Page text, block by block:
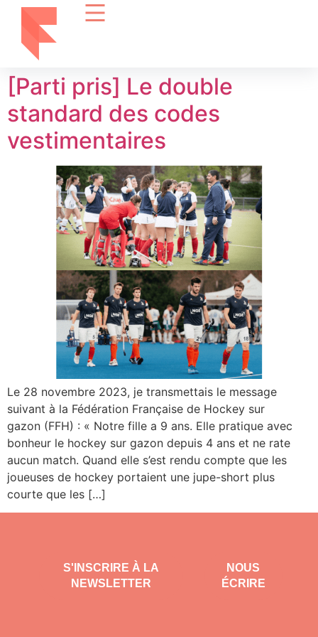
[Parti pris] Le double
standard des codes
vestimentaires
Le 28 novembre 2023, je transmettais le message
suivant à la Fédération Française de Hockey sur
gazon (FFH) : « Notre fille a 9 ans. Elle pratique avec
bonheur le hockey sur gazon depuis 4 ans et ne rate
aucun match. Quand elle s’est rendu compte que les
joueuses de hockey portaient une jupe-short plus
courte que les […]
S'INSCRIRE À LA
NEWSLETTER
NOUS
ÉCRIRE